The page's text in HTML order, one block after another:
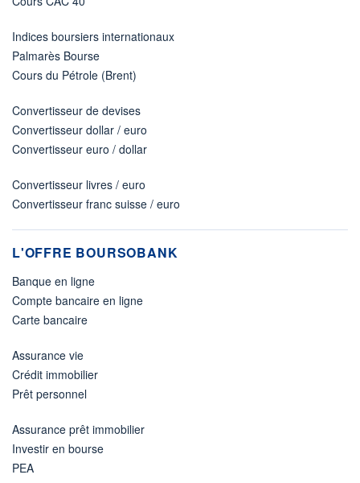
Indices boursiers internationaux
Palmarès Bourse
Cours du Pétrole (Brent)
Convertisseur de devises
Convertisseur dollar / euro
Convertisseur euro / dollar
Convertisseur livres / euro
Convertisseur franc suisse / euro
L'OFFRE BOURSOBANK
Banque en ligne
Compte bancaire en ligne
Carte bancaire
Assurance vie
Crédit immobilier
Prêt personnel
Assurance prêt immobilier
Investir en bourse
PEA